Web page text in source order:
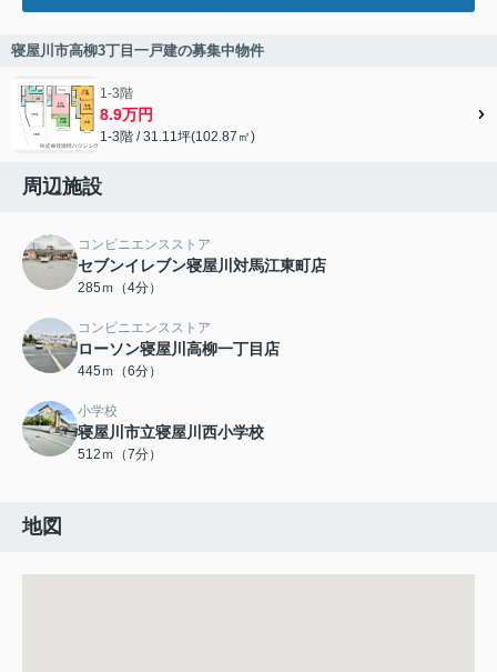
寝屋川市高柳3丁目一戸建の募集中物件
1-3階
8.9万円
1-3階 / 31.11坪(102.87㎡)
周辺施設
コンビニエンスストア
セブンイレブン寝屋川対馬江東町店
285ｍ（4分）
コンビニエンスストア
ローソン寝屋川高柳一丁目店
445ｍ（6分）
小学校
寝屋川市立寝屋川西小学校
512ｍ（7分）
地図